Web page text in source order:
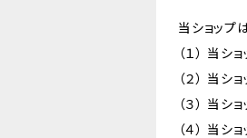
当ショップ
（１） 当シ
（２） 当
（３） 当シ
（４） 当